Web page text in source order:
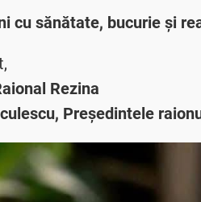
cu sănătate, bucurie și
Rezina
Președintele